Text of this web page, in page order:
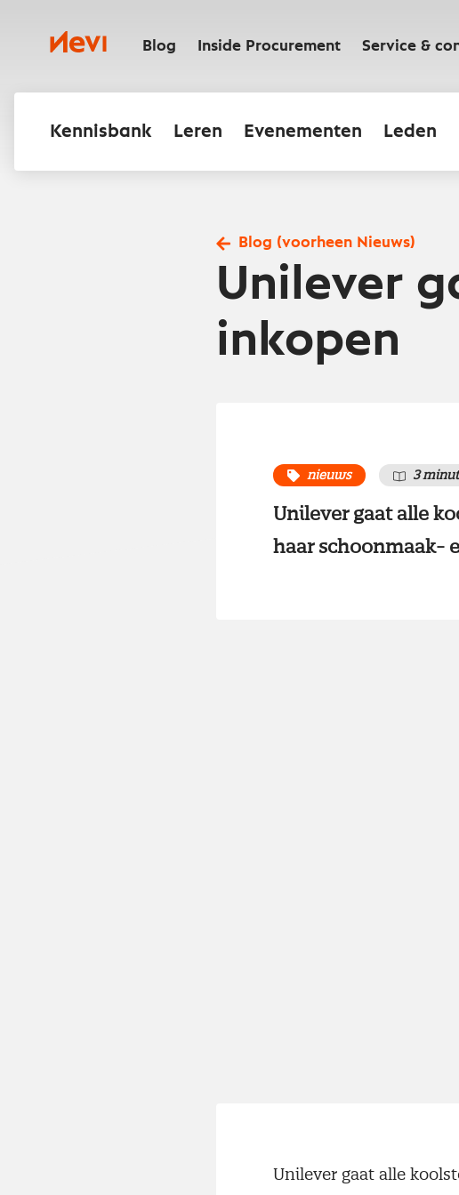
inhoudNevi Blog Inside Procurement Service &
Kennisbank Leren Evenementen Leden
Blog (voorheen Nieuws)
Unilever
inkopen
nieuws 3
Unilever gaat alle
haar schoonmaak-
Unilever gaat alle